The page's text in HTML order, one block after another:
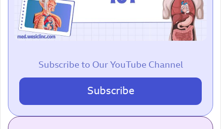
Subscribe to Our YouTube Channel
Subscribe